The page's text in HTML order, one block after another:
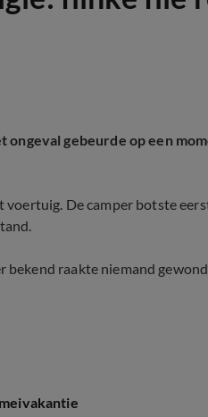
ongeval gebeurde op een
De camper botste
bekend raakte niemand